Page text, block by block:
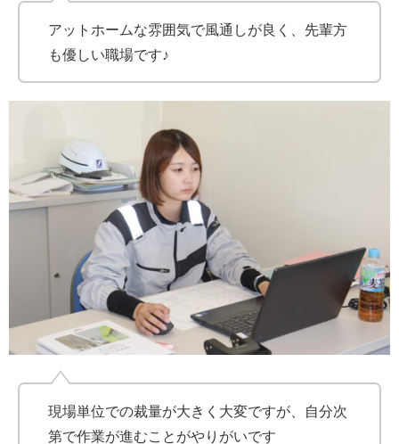
アットホームな雰囲気で風通しが良く、先輩方
も優しい職場です♪
現場単位での裁量が大きく大変ですが、自分次
第で作業が進むことがやりがいです